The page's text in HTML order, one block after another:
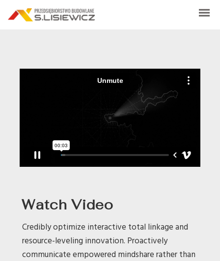
Watch Video
Credibly optimize interactive total linkage and
resource-leveling innovation. Proactively
communicate empowered mindshare rather than